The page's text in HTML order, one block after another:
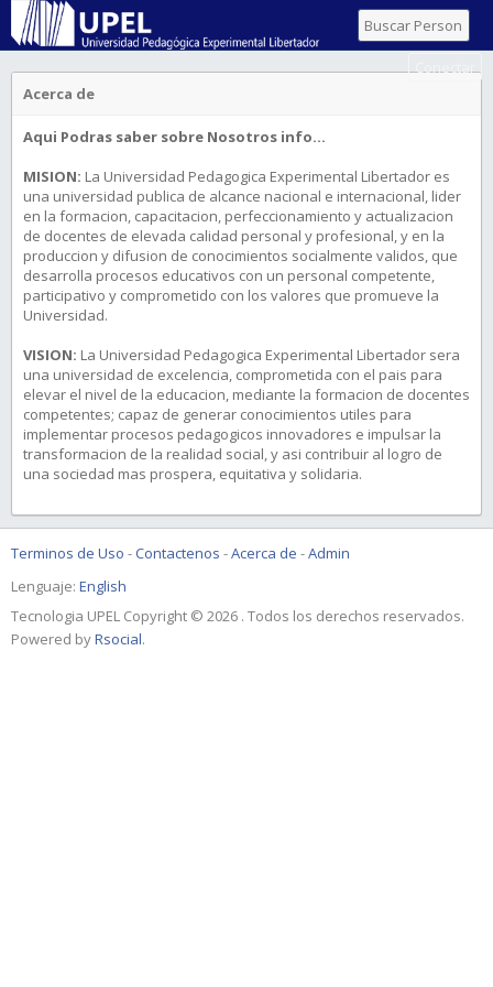
Conectar
Acerca de
Aqui Podras saber sobre Nosotros info...
MISION: La Universidad Pedagogica Experimental Libertador es
una universidad publica de alcance nacional e internacional, lider
en la formacion, capacitacion, perfeccionamiento y actualizacion
de docentes de elevada calidad personal y profesional, y en la
produccion y difusion de conocimientos socialmente validos, que
desarrolla procesos educativos con un personal competente,
participativo y comprometido con los valores que promueve la
Universidad.
VISION: La Universidad Pedagogica Experimental Libertador sera
una universidad de excelencia, comprometida con el pais para
elevar el nivel de la educacion, mediante la formacion de docentes
competentes; capaz de generar conocimientos utiles para
implementar procesos pedagogicos innovadores e impulsar la
transformacion de la realidad social, y asi contribuir al logro de
una sociedad mas prospera, equitativa y solidaria.
Terminos de Uso -Contactenos -Acerca de -Admin
Lenguaje: English
Tecnologia UPEL Copyright © 2026 . Todos los derechos reservados.
Powered byRsocial.